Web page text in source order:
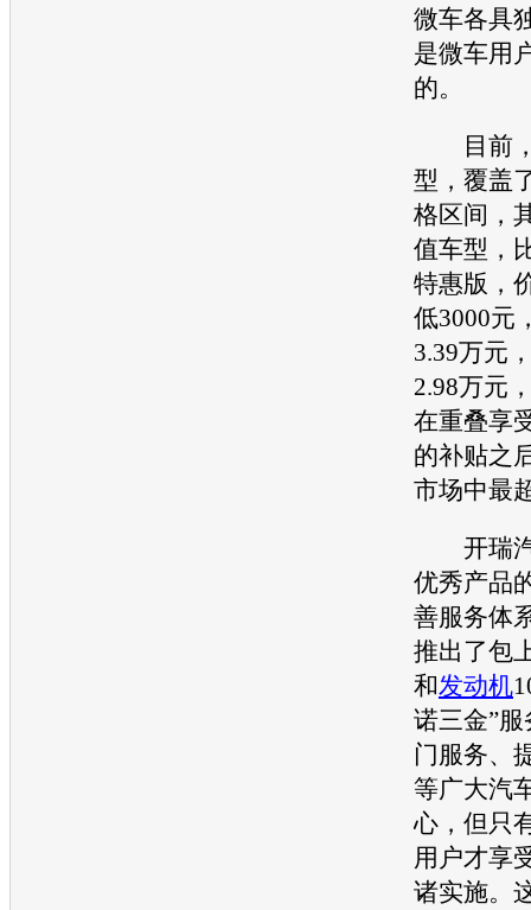
微车各具
是微车用
的。
目前，
型，覆盖
格区间，
值车型，
特惠版，
低3000元
3.39万元
2.98万元
在重叠享
的补贴之
市场中最
开瑞
优秀产品
善服务体
推出了包
和发动机
诺三金”
门服务、
等广大汽
心，但只
用户才享
诸实施。